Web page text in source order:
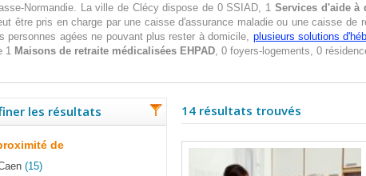
Normandie. La ville de Clécy dispose de 0 SSIAD, 1 Services d'aide à
être pris en charge par une caisse d'assurance maladie ou une caisse de
personnes agées ne pouvant plus rester à domicile, plusieurs solutions
1 Maisons de retraite médicalisées EHPAD, 0 foyers-logements, 0
les résultats
de
(15)
14 résultats trouvés